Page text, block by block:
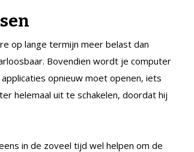
op lange termijn meer belast dan
Bovendien wordt je computer
opnieuw moet openen, iets
helemaal uit te schakelen, doordat hij
in de zoveel tijd wel helpen om de